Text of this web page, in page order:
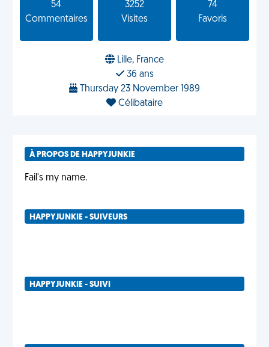
54
Commentaires
3252
Visites
74
Favoris
Lille, France
36 ans
Thursday 23 November 1989
Célibataire
À PROPOS DE HAPPYJUNKIE
Fail's my name.
HAPPYJUNKIE - SUIVEURS
HAPPYJUNKIE - SUIVI